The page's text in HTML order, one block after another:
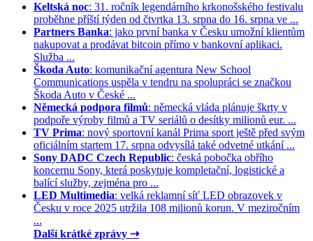
Keltská noc: 31. ročník legendárního krkonošského festivalu
proběhne příští týden od čtvrtka 13. srpna do 16. srpna ve ...
Partners Banka: jako první banka v Česku umožní klientům
nakupovat a prodávat bitcoin přímo v bankovní aplikaci.
Služba ...
Škoda Auto: komunikační agentura New School
Communications uspěla v tendru na spolupráci se značkou
Škoda Auto v České ...
Německá podpora filmů: německá vláda plánuje škrty v
podpoře výroby filmů a TV seriálů o desítky milionů eur. ...
TV Prima: nový sportovní kanál Prima sport ještě před svým
oficiálním startem 17. srpna odvysílá také odvetné utkání ...
Sony DADC Czech Republic: česká pobočka obřího
koncernu Sony, která poskytuje kompletační, logistické a
balící služby, zejména pro ...
LED Multimedia: velká reklamní síť LED obrazovek v
Česku v roce 2025 utržila 108 milionů korun. V meziročním
...
Další krátké zprávy ⇢